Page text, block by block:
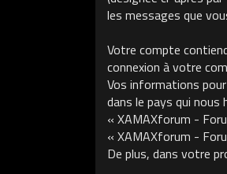
les messages que
Votre compte
connexion à votre
Vos informations
dans le pays qui
« XAMAXforum -
« XAMAXforum -
De plus, dans votre